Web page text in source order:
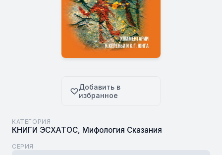
Добавить в
избранное
КАТЕГОРИЯ
КНИГИ ЭСХАТОС, Мифология Сказания
СЕРИЯ